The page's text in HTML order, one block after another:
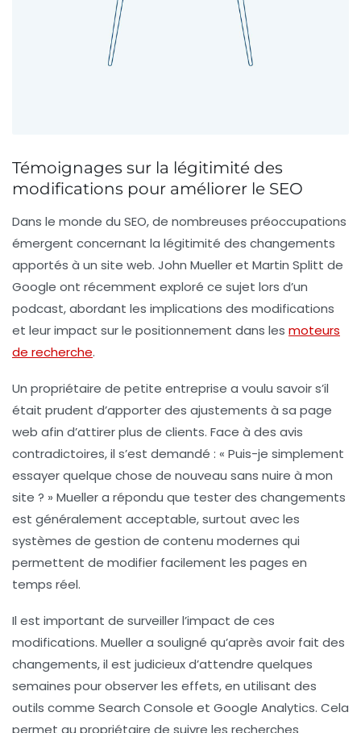
Témoignages sur la légitimité des
modifications pour améliorer le SEO
Dans le monde du SEO, de nombreuses préoccupations
émergent concernant la légitimité des changements
apportés à un site web. John Mueller et Martin Splitt de
Google ont récemment exploré ce sujet lors d’un
podcast, abordant les implications des modifications
et leur impact sur le positionnement dans les moteurs
de recherche.
Un propriétaire de petite entreprise a voulu savoir s’il
était prudent d’apporter des ajustements à sa page
web afin d’attirer plus de clients. Face à des avis
contradictoires, il s’est demandé : « Puis-je simplement
essayer quelque chose de nouveau sans nuire à mon
site ? » Mueller a répondu que tester des changements
est généralement acceptable, surtout avec les
systèmes de gestion de contenu modernes qui
permettent de modifier facilement les pages en
temps réel.
Il est important de surveiller l’impact de ces
modifications. Mueller a souligné qu’après avoir fait des
changements, il est judicieux d’attendre quelques
semaines pour observer les effets, en utilisant des
outils comme Search Console et Google Analytics. Cela
permet au propriétaire de suivre les recherches